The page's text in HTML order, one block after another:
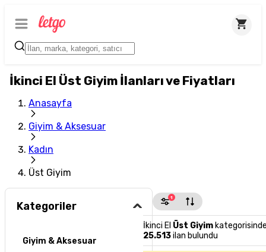
İkinci El Üst Giyim İlanları ve Fiyatları
Anasayfa
Giyim & Aksesuar
Kadın
Üst Giyim
Kategoriler
Giyim & Aksesuar
1
İkinci El Üst Giyim
25.513ilan bulundu